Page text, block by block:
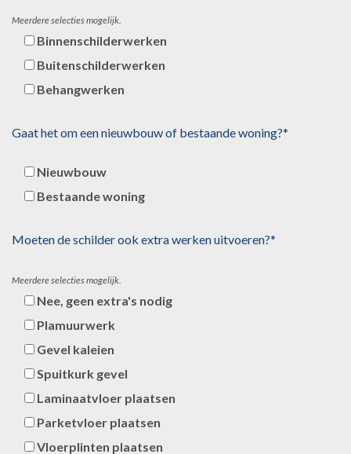
Meerdere selecties mogelijk.
Binnenschilderwerken
Buitenschilderwerken
Behangwerken
Gaat het om een nieuwbouw of bestaande woning?*
Nieuwbouw
Bestaande woning
Moeten de schilder ook extra werken uitvoeren?*
Meerdere selecties mogelijk.
Nee, geen extra's nodig
Plamuurwerk
Gevel kaleien
Spuitkurk gevel
Laminaatvloer plaatsen
Parketvloer plaatsen
Vloerplinten plaatsen